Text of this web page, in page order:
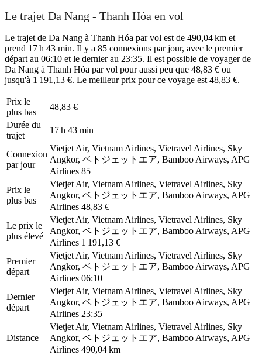
Le trajet Da Nang - Thanh Hóa en vol
Le trajet de Da Nang à Thanh Hóa par vol est de 490,04 km et
prend 17 h 43 min. Il y a 85 connexions par jour, avec le premier
départ au 06:10 et le dernier au 23:35. Il est possible de voyager de
Da Nang à Thanh Hóa par vol pour aussi peu que 48,83 € ou
jusqu'à 1 191,13 €. Le meilleur prix pour ce voyage est 48,83 €.
Prix ​​le
plus bas
48,83 €
Durée du
trajet
17 h 43 min
Connexion
par jour
Vietjet Air, Vietnam Airlines, Vietravel Airlines, Sky
Angkor, ベトジェットエア, Bamboo Airways, APG
Airlines 85
Prix ​​le
plus bas
Vietjet Air, Vietnam Airlines, Vietravel Airlines, Sky
Angkor, ベトジェットエア, Bamboo Airways, APG
Airlines 48,83 €
Le prix le
plus élevé
Vietjet Air, Vietnam Airlines, Vietravel Airlines, Sky
Angkor, ベトジェットエア, Bamboo Airways, APG
Airlines 1 191,13 €
Premier
départ
Vietjet Air, Vietnam Airlines, Vietravel Airlines, Sky
Angkor, ベトジェットエア, Bamboo Airways, APG
Airlines 06:10
Dernier
départ
Vietjet Air, Vietnam Airlines, Vietravel Airlines, Sky
Angkor, ベトジェットエア, Bamboo Airways, APG
Airlines 23:35
Distance
Vietjet Air, Vietnam Airlines, Vietravel Airlines, Sky
Angkor, ベトジェットエア, Bamboo Airways, APG
Airlines 490,04 km